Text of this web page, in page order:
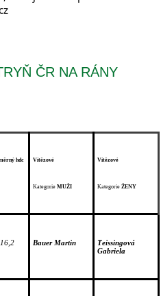
ČR NA RÁNY
hdc Vítězové
Kategorie MUŽI
Vítězové
Kategorie ŽENY
16,2 Bauer Martin
Teissingová
Gabriela